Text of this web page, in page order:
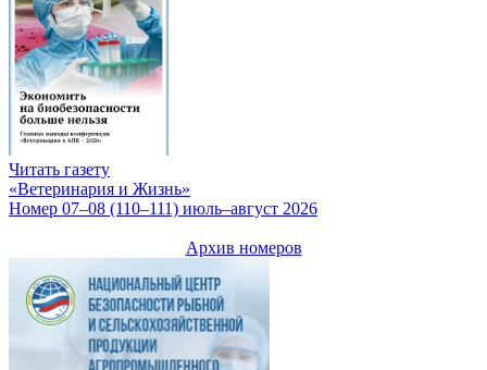
Читать газету
«Ветеринария и Жизнь»
Номер 07–08 (110–111) июль–август 2026
Архив номеров